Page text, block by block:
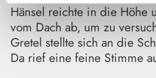
Hänsel reichte in die Höhe
vom Dach ab, um zu
Gretel stellte sich an die
Da rief eine feine Stimme